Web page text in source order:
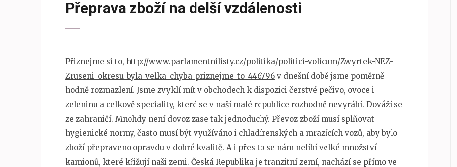
Přeprava zboží na delší vzdálenosti
Přiznejme si to, http://www.parlamentnilisty.cz/politika/politici-volicum/Zwyrtek-NEZ-
Zruseni-okresu-byla-velka-chyba-priznejme-to-446796 v dnešní době jsme poměrně
hodně rozmazlení. Jsme zvyklí mít v obchodech k dispozici čerstvé pečivo, ovoce i
zeleninu a celkově speciality, které se v naší malé republice rozhodně nevyrábí. Dováží se
ze zahraničí. Mnohdy není dovoz zase tak jednoduchý. Převoz zboží musí splňovat
hygienické normy, často musí být využíváno i chladírenských a mrazících vozů, aby bylo
zboží přepraveno opravdu v dobré kvalitě. A i přes to se nám nelíbí velké množství
kamionů, které křižují naši zemi. Česká Republika je tranzitní zemí, nachází se přímo ve